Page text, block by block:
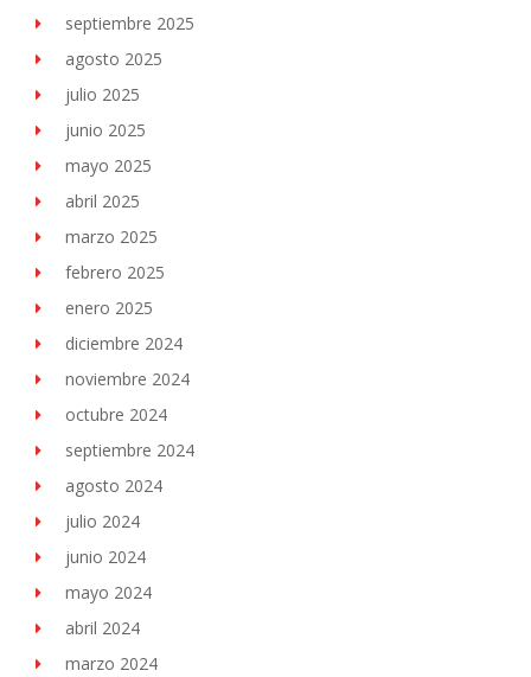
septiembre 2025
agosto 2025
julio 2025
junio 2025
mayo 2025
abril 2025
marzo 2025
febrero 2025
enero 2025
diciembre 2024
noviembre 2024
octubre 2024
septiembre 2024
agosto 2024
julio 2024
junio 2024
mayo 2024
abril 2024
marzo 2024